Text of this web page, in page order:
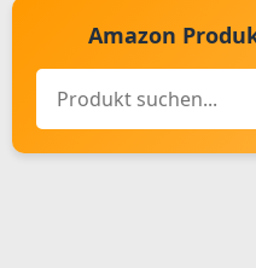
Amazon